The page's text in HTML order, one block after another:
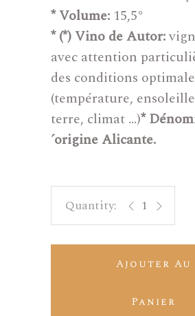
* Volume: 15,5°
* (*) Vino de Autor:
avec attention
des conditions
(température,
terre, climat …)*
´origine Alicante.
Cerdá Autor
Ajouter Au
Panier